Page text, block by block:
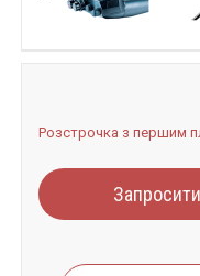
Розстрочка з першим